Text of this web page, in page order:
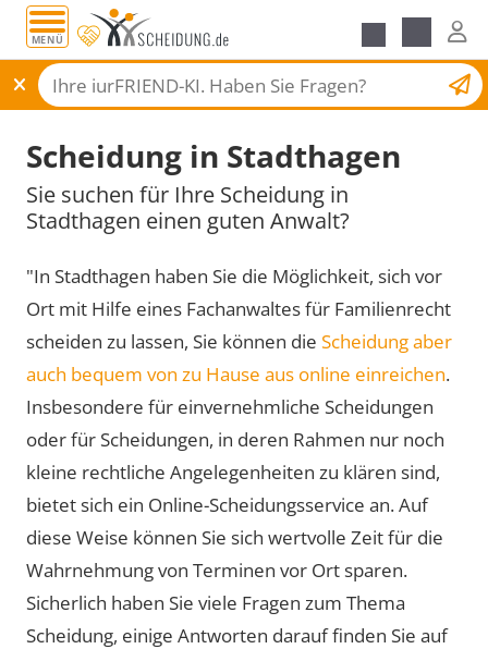
MENÜ
Scheidungsantrag
Scheidung in Stadthagen
Sie suchen für Ihre Scheidung in
Stadthagen einen guten Anwalt?
"In Stadthagen haben Sie die Möglichkeit, sich vor
Ort mit Hilfe eines Fachanwaltes für Familienrecht
scheiden zu lassen, Sie können die Scheidung aber
auch bequem von zu Hause aus online einreichen.
Insbesondere für einvernehmliche Scheidungen
oder für Scheidungen, in deren Rahmen nur noch
kleine rechtliche Angelegenheiten zu klären sind,
bietet sich ein Online-Scheidungsservice an. Auf
diese Weise können Sie sich wertvolle Zeit für die
Wahrnehmung von Terminen vor Ort sparen.
Sicherlich haben Sie viele Fragen zum Thema
Scheidung, einige Antworten darauf finden Sie auf